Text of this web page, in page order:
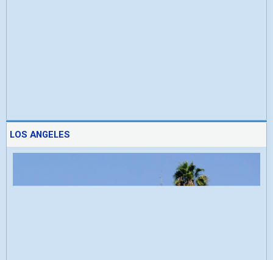
LOS ANGELES